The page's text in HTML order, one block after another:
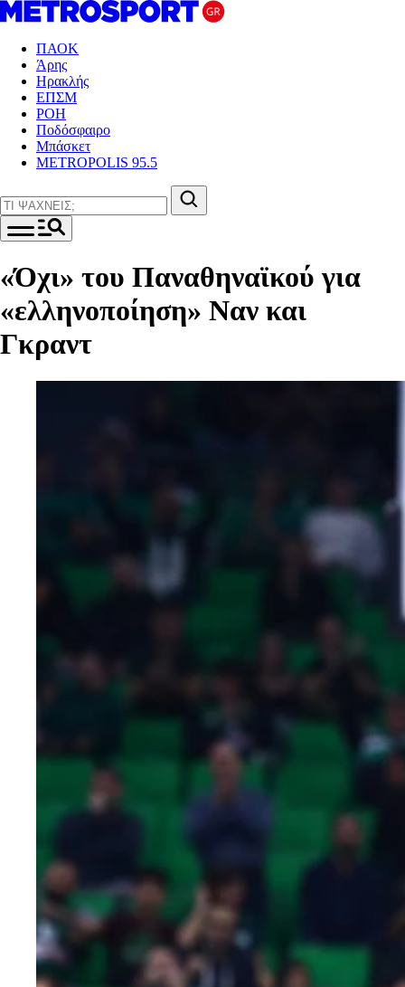
ΠΑΟΚ
Άρης
Ηρακλής
ΕΠΣΜ
ΡΟΗ
Ποδόσφαιρο
Μπάσκετ
METROPOLIS 95.5
«Όχι» του Παναθηναϊκού για
«ελληνοποίηση» Ναν και
Γκραντ